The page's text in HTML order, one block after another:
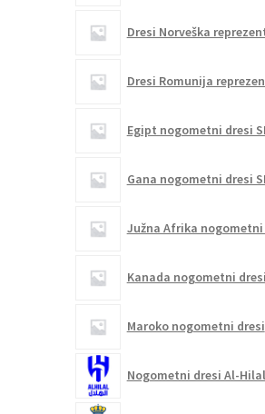
Dresi Norveška
Dresi Romunija
Egipt nogometni dresi
Gana nogometni dresi
Južna Afrika nogometni
Kanada nogometni dresi
Maroko nogometni dresi
Nogometni dresi Al-Hilal